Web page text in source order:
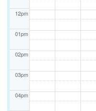
12pm
01pm
02pm
03pm
04pm